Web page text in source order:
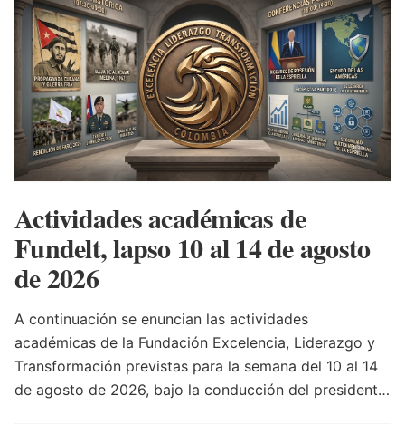
Actividades académicas de
Fundelt, lapso 10 al 14 de agosto
de 2026
A continuación se enuncian las actividades
académicas de la Fundación Excelencia, Liderazgo y
Transformación previstas para la semana del 10 al 14
de agosto de 2026, bajo la conducción del presidente